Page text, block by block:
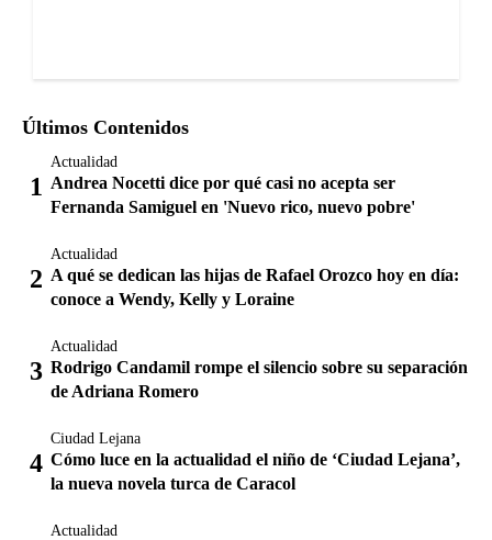
Últimos Contenidos
Actualidad
Andrea Nocetti dice por qué casi no acepta ser
Fernanda Samiguel en 'Nuevo rico, nuevo pobre'
Actualidad
A qué se dedican las hijas de Rafael Orozco hoy en día:
conoce a Wendy, Kelly y Loraine
Actualidad
Rodrigo Candamil rompe el silencio sobre su separación
de Adriana Romero
Ciudad Lejana
Cómo luce en la actualidad el niño de ‘Ciudad Lejana’,
la nueva novela turca de Caracol
Actualidad